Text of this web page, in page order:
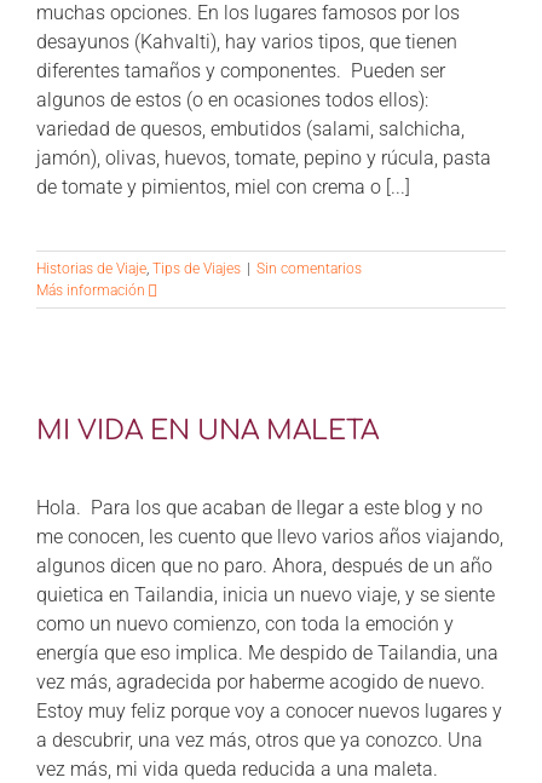
muchas opciones. En los lugares famosos por los
desayunos (Kahvalti), hay varios tipos, que tienen
diferentes tamaños y componentes. Pueden ser
algunos de estos (o en ocasiones todos ellos):
variedad de quesos, embutidos (salami, salchicha,
jamón), olivas, huevos, tomate, pepino y rúcula, pasta
de tomate y pimientos, miel con crema o [...]
Historias de Viaje, Tips de Viajes
Sin comentarios
Más información
MI VIDA EN UNA MALETA
Hola. Para los que acaban de llegar a este blog y no
me conocen, les cuento que llevo varios años viajando,
algunos dicen que no paro. Ahora, después de un año
quietica en Tailandia, inicia un nuevo viaje, y se siente
como un nuevo comienzo, con toda la emoción y
energía que eso implica. Me despido de Tailandia, una
vez más, agradecida por haberme acogido de nuevo.
Estoy muy feliz porque voy a conocer nuevos lugares y
a descubrir, una vez más, otros que ya conozco. Una
vez más, mi vida queda reducida a una maleta.